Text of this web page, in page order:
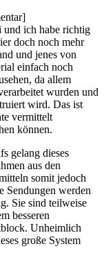
und ich habe richtig
doch noch mehr
und jenes von
einfach noch
da allem
wurden und
wird. Das ist
vermittelt
können.
gelang dieses
aus den
somit jedoch
Sendungen werden
Sie sind teilweise
besseren
Unheimlich
große System